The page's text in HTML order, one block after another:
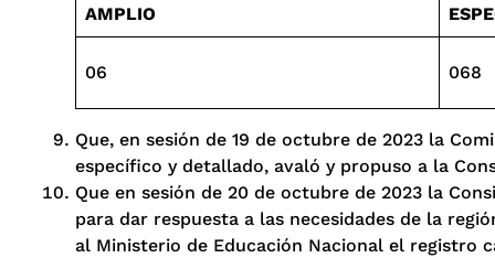
AMPLIO
06 068
Que, en sesión de 19 de octubre de 2023 la
específico y detallado, avaló y propuso a la
Que en sesión de 20 de octubre de 2023 la
para dar respuesta a las necesidades de la
al Ministerio de Educación Nacional el registro